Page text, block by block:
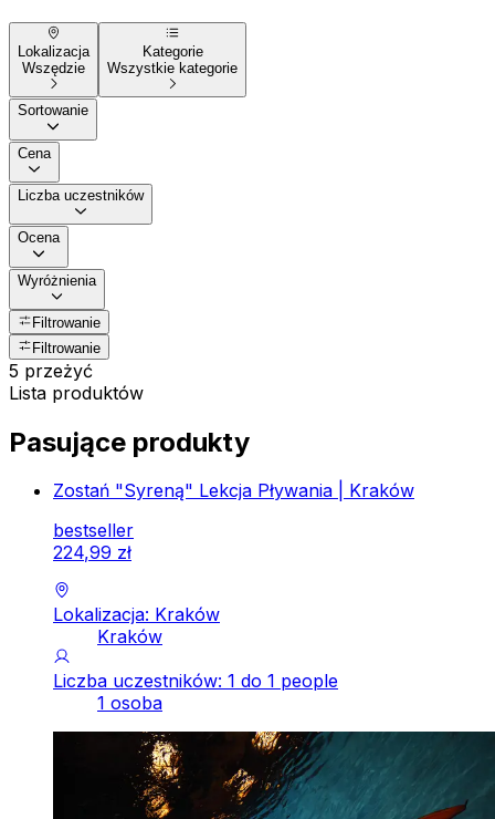
Lokalizacja
Wszędzie
Kategorie
Wszystkie kategorie
Sortowanie
Cena
Liczba uczestników
Ocena
Wyróżnienia
Filtrowanie
Filtrowanie
5 przeżyć
Lista produktów
Pasujące produkty
Zostań "Syreną" Lekcja Pływania | Kraków
bestseller
224,99 zł
Lokalizacja: Kraków
Kraków
Liczba uczestników: 1 do 1 people
1 osoba